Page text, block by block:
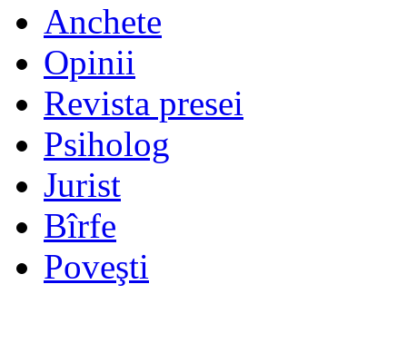
Anchete
Opinii
Revista presei
Psiholog
Jurist
Bîrfe
Poveşti